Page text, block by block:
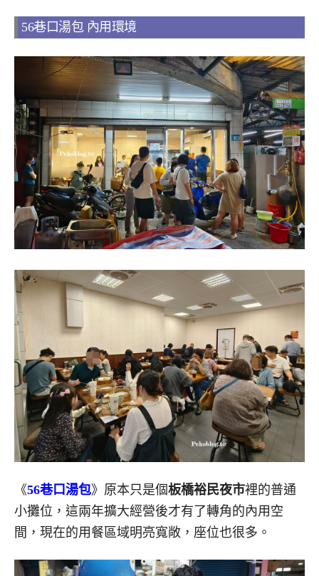
56巷口湯包 內用環境
《56巷口湯包》原本只是個板橋裕民夜市裡的普通
小攤位，這兩年擴大經營後才有了轉角的內用空
間，現在的用餐區域明亮寬敞，座位也很多。